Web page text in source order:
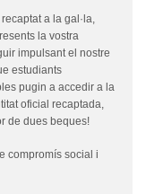
a la gal·la,
la vostra
impulsant el nostre
estudiants
pugin a accedir a la
oficial recaptada,
de dues beques!
compromís social i